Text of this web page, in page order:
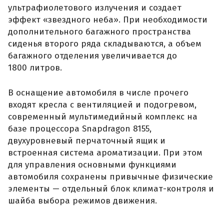
ультрафиолетового излучения и создает
эффект «звездного неба». При необходимости
дополнительного багажного пространства
сиденья второго ряда складываются, а объем
багажного отделения увеличивается до
1800 литров.
В оснащение автомобиля в числе прочего
входят кресла с вентиляцией и подогревом,
современный мультимедийный комплекс на
базе процессора Snapdragon 8155,
двухуровневый перчаточный ящик и
встроенная система ароматизации. При этом
для управления основными функциями
автомобиля сохранены привычные физические
элементы — отдельный блок климат-контроля и
шайба выбора режимов движения.